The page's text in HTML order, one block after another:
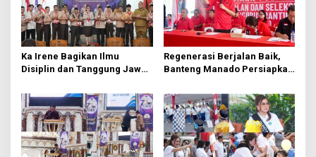
Ka Irene Bagikan Ilmu
Disiplin dan Tanggung Jawab
Manado
Regenerasi Berjalan Baik,
Banteng Manado Persiapkan
Rumput